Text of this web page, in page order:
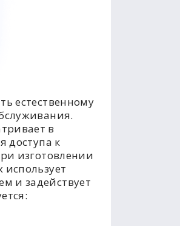
естественному
в
доступа к
изготовлении
и задействует